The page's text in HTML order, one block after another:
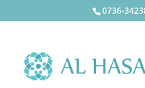
0736-